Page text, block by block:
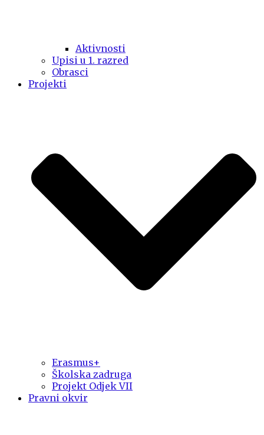
Aktivnosti
Upisi u 1. razred
Obrasci
Projekti
Erasmus+
Školska zadruga
Projekt Odjek VII
Pravni okvir